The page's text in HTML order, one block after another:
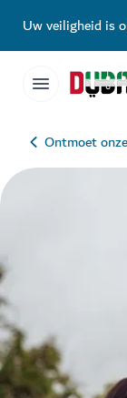
Uw veiligheid is
Ontmoet